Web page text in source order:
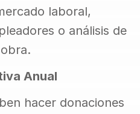
laboral,
o análisis de
Anual
hacer donaciones